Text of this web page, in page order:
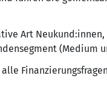
Art
(Medium